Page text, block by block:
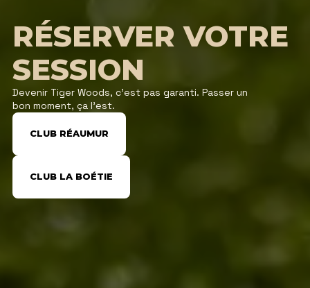
RÉSERVER VOTRE
SESSION
Devenir Tiger Woods, c’est pas garanti. Passer un
bon moment, ça l’est.
CLUB RÉAUMUR
CLUB LA BOÉTIE